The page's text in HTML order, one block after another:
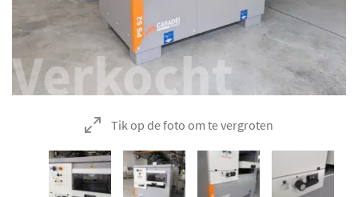
Verkocht
Tik op de foto om te vergroten